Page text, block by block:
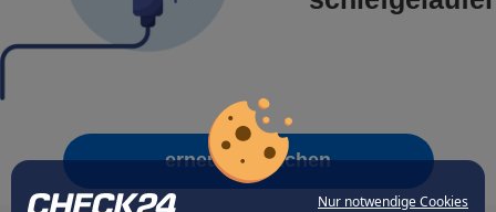
Nur notwendige Cookies
erneut versuchen